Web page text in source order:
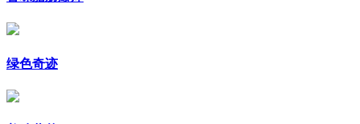
绿色奇迹